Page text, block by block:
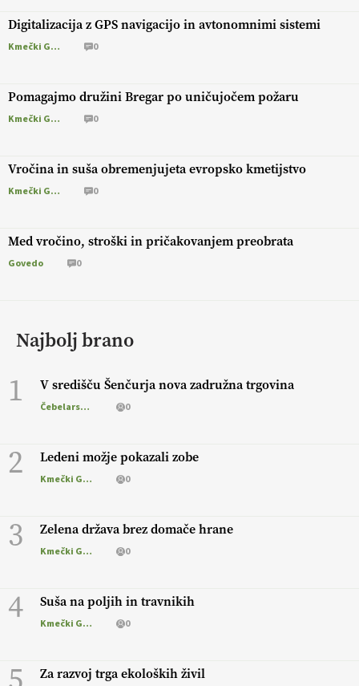
Digitalizacija z GPS navigacijo in avtonomnimi sistemi
Kmečki Glas 0
Pomagajmo družini Bregar po uničujočem požaru
Kmečki Glas 0
Vročina in suša obremenjujeta evropsko kmetijstvo
Kmečki Glas 0
Med vročino, stroški in pričakovanjem preobrata
Govedo 0
Najbolj brano
1 V središču Šenčurja nova zadružna trgovina
Čebelarstvo 0
2 Ledeni možje pokazali zobe
Kmečki Glas 0
3 Zelena država brez domače hrane
Kmečki Glas 0
4 Suša na poljih in travnikih
Kmečki Glas 0
Za razvoj trga ekoloških živil